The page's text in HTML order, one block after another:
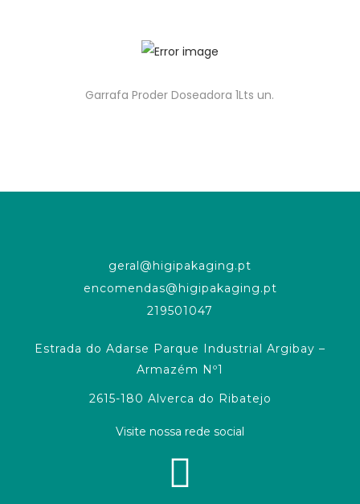
Garrafa Proder Doseadora 1Lts un.
geral@higipakaging.pt
encomendas@higipakaging.pt
219501047
Estrada do Adarse Parque Industrial Argibay –
Armazém Nº1
2615-180 Alverca do Ribatejo
Visite nossa rede social